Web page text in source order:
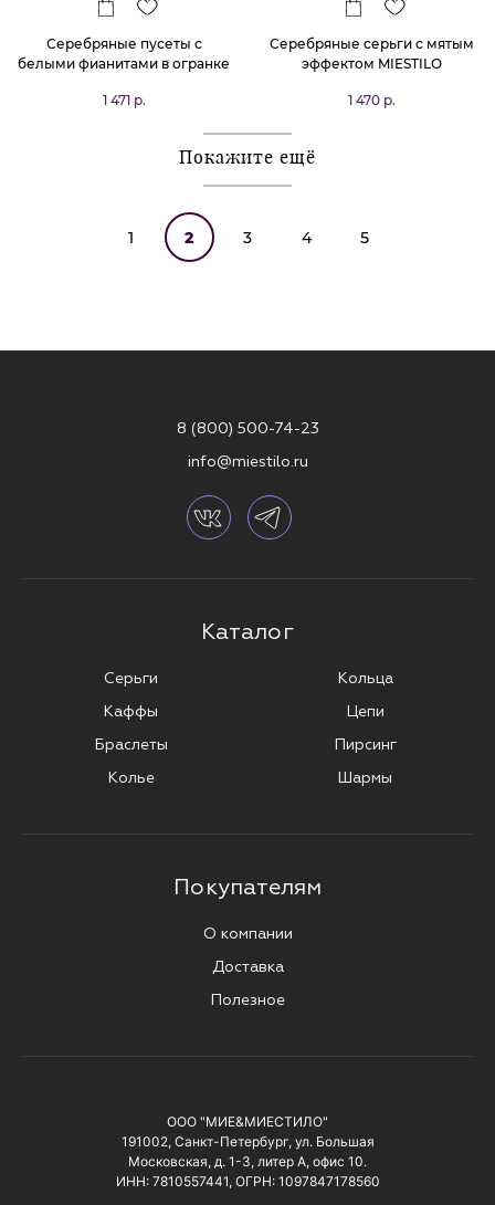
Серебряные пусеты с
белыми фианитами в огранке
1 471 р.
Серебряные серьги с мятым
эффектом MIESTILO
1 470 р.
Покажите ещё
1 2 3 4 5
8 (800) 500-74-23
info@miestilo.ru
Каталог
Серьги
Каффы
Браслеты
Колье
Кольца
Цепи
Пирсинг
Шармы
Покупателям
О компании
Доставка
Полезное
ООО "МИЕ&МИЕСТИЛО"
191002, Санкт-Петербург, ул. Большая
Московская, д. 1-3, литер А, офис 10.
ИНН: 7810557441, ОГРН: 1097847178560